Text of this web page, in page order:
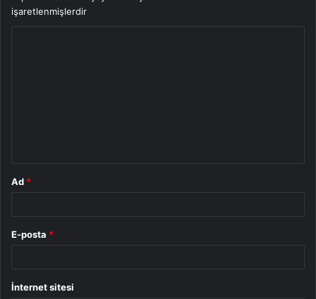
işaretlenmişlerdir
Ad *
E-posta *
İnternet sitesi